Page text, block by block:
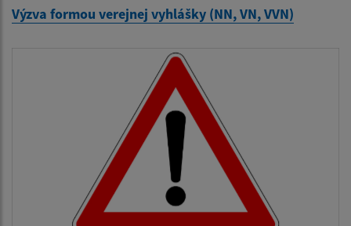
Výzva formou verejnej vyhlášky (NN, VN, VVN)